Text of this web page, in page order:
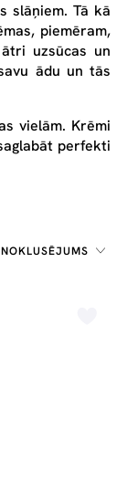
slāņiem. Tā kā
piemēram,
uzsūcas un
ādu un tās
vielām. Krēmi
perfekti
NOKLUSĒJUMS